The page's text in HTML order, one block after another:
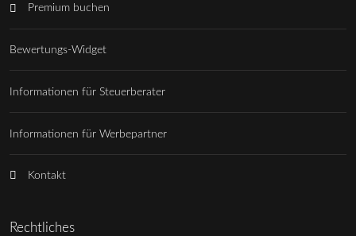
Premium buchen
Bewertungs-Widget
Informationen für Steuerberater
Informationen für Werbepartner
Kontakt
Rechtliches